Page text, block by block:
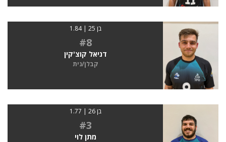
בן 25 | 1.84
#8
דניאל קוצ'קין
קבלן/נית
בן 26 | 1.77
#3
מתן לוי